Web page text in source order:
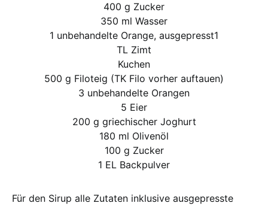
400 g Zucker
350 ml Wasser
1 unbehandelte Orange, ausgepresst1
TL Zimt
Kuchen
500 g Filoteig (TK Filo vorher auftauen)
3 unbehandelte Orangen
5 Eier
200 g griechischer Joghurt
180 ml Olivenöl
100 g Zucker
1 EL Backpulver
Für den Sirup alle Zutaten inklusive ausgepresste